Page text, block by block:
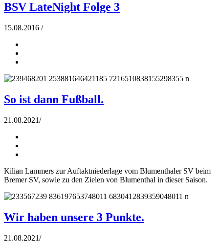
BSV LateNight Folge 3
15.08.2016 /
So ist dann Fußball.
21.08.2021/
Kilian Lammers zur Auftaktniederlage vom Blumenthaler SV beim
Bremer SV, sowie zu den Zielen von Blumenthal in dieser Saison.
Wir haben unsere 3 Punkte.
21.08.2021/